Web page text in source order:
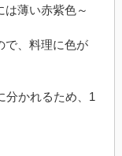
薄い赤紫色～
で、料理に色が
分かれるため、1